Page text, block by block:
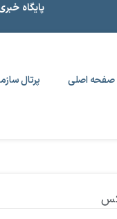
پایگاه
صفحه اصلی پرتال